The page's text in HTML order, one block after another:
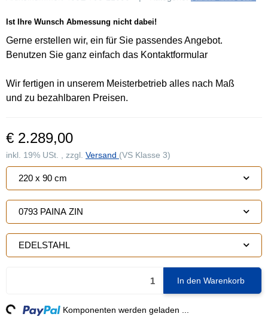
Ist Ihre Wunsch Abmessung nicht dabei!
Gerne erstellen wir, ein für Sie passendes Angebot.
Benutzen Sie ganz einfach das Kontaktformular
Wir fertigen in unserem Meisterbetrieb alles nach Maß
und zu bezahlbaren Preisen.
€ 2.289,00
inkl. 19% USt. , zzgl. Versand (VS Klasse 3)
220 x 90 cm
0793 PAINA ZIN
EDELSTAHL
In den Warenkorb
Komponenten werden geladen ...